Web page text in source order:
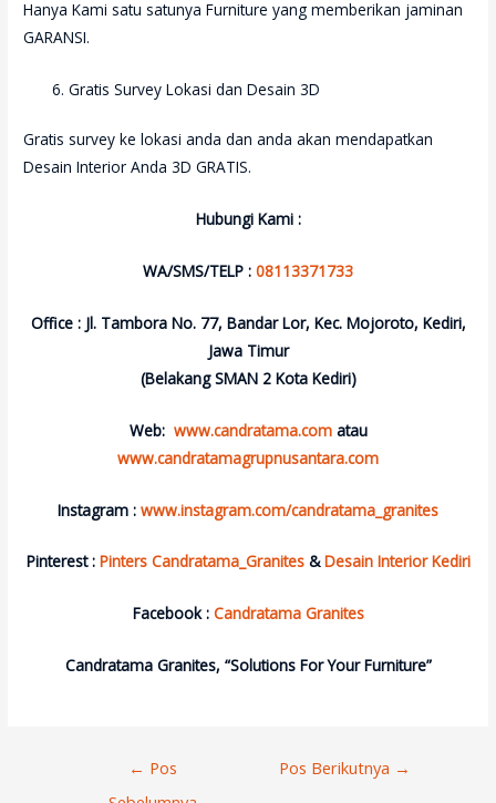
Hanya Kami satu satunya Furniture yang memberikan jaminan
GARANSI.
Gratis Survey Lokasi dan Desain 3D
Gratis survey ke lokasi anda dan anda akan mendapatkan
Desain Interior Anda 3D GRATIS.
Hubungi Kami :
WA/SMS/TELP : 08113371733
Office : Jl. Tambora No. 77, Bandar Lor, Kec. Mojoroto, Kediri,
Jawa Timur
(Belakang SMAN 2 Kota Kediri)
Web: www.candratama.com atau
www.candratamagrupnusantara.com
Instagram : www.instagram.com/candratama_granites
Pinterest : Pinters Candratama_Granites &Desain Interior Kediri
Facebook : Candratama Granites
Candratama Granites, “Solutions For Your Furniture”
Navigasi
← Pos
Pos Berikutnya →